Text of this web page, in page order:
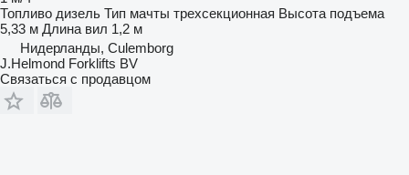
Топливо дизель Тип мачты трехсекционная Высота подъема
5,33 м Длина вил 1,2 м
Нидерланды, Culemborg
J.Helmond Forklifts BV
Связаться с продавцом